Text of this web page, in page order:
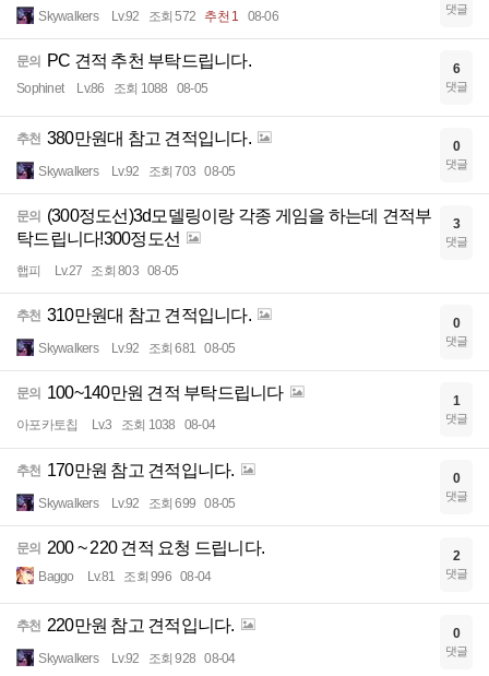
Skywalkers Lv.92 조회 572 추천 1 08-06 댓글
문의 PC 견적 추천 부탁드립니다.
Sophinet Lv.86 조회 1088 08-05
6
댓글
추천 380만원대 참고 견적입니다.
Skywalkers Lv.92 조회 703 08-05
0
댓글
문의 (300정도선)3d모델링이랑 각종 게임을 하는데 견적부
탁드립니다!300정도선
햅피 Lv.27 조회 803 08-05
3
댓글
추천 310만원대 참고 견적입니다.
Skywalkers Lv.92 조회 681 08-05
0
댓글
문의 100~140만원 견적 부탁드립니다
아포카토칩 Lv.3 조회 1038 08-04
1
댓글
추천 170만원 참고 견적입니다.
Skywalkers Lv.92 조회 699 08-05
0
댓글
문의 200 ~ 220 견적 요청 드립니다.
Baggo Lv.81 조회 996 08-04
2
댓글
추천 220만원 참고 견적입니다.
Skywalkers Lv.92 조회 928 08-04
0
댓글